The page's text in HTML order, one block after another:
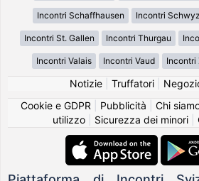
Incontri Schaffhausen Incontri Schwyz
Incontri St. Gallen Incontri Thurgau
Incontri Valais Incontri Vaud Incontri
Notizie| Truffatori|
Cookie e GDPR
Pubblicità Chi
utilizzo| Sicurezza dei minori|